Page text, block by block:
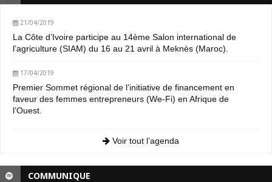
21/04/2019
La Côte d’Ivoire participe au 14ème Salon international de
l’agriculture (SIAM) du 16 au 21 avril à Meknès (Maroc).
17/04/2019
Premier Sommet régional de l’initiative de financement en
faveur des femmes entrepreneurs (We-Fi) en Afrique de
l’Ouest.
Voir tout l’agenda
COMMUNIQUE